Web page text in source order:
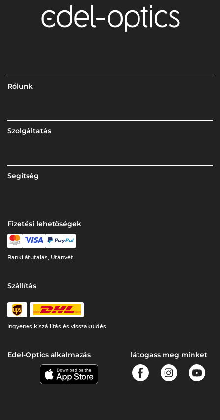
Rólunk
Szolgáltatás
Segítség
Fizetési lehetőségek
Banki átutalás, Utánvét
Szállítás
Ingyenes kiszállítás és visszaküldés
Edel-Optics alkalmazás látogass meg minket